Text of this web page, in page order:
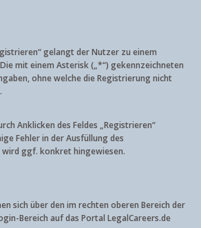
gelangt der Nutzer zu einem
mit einem Asterisk („*“) gekennzeichneten
ohne welche die Registrierung nicht
Anklicken des Feldes „Registrieren“
Fehler in der Ausfüllung des
ggf. konkret hingewiesen.
sich über den im rechten oberen Bereich der
Bereich auf das Portal LegalCareers.de